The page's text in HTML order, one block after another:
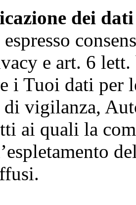
dei dati
espresso
e art. 6
i Tuoi dati per
di vigilanza,
ai quali la